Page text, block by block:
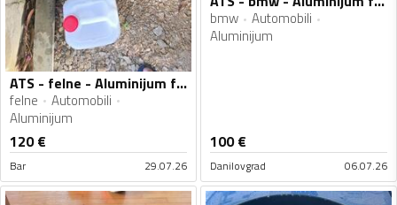
ATS - felne - Aluminijum felne
felne
Automobili
Aluminijum
120€
Bar 29.07.26
bmw
Automobili
Aluminijum
100€
Danilovgrad 06.07.26